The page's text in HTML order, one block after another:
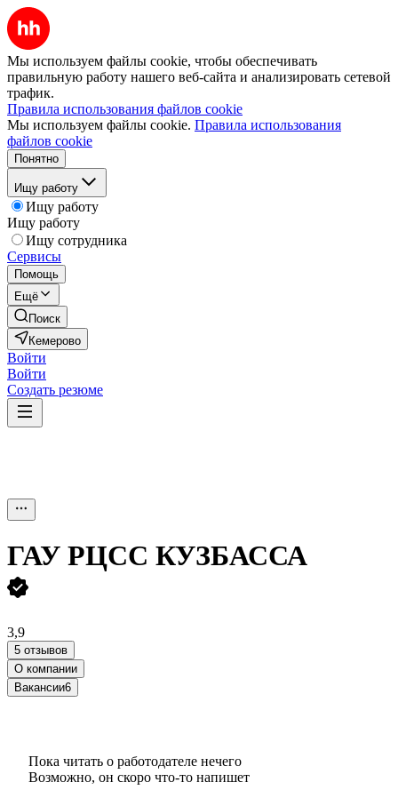
Мы используем файлы cookie, чтобы обеспечивать
правильную работу нашего веб-сайта и анализировать сетевой
трафик.
Правила использования файлов cookie
Мы используем файлы cookie. Правила использования
файлов cookie
Понятно
Ищу работу
Ищу работу
Ищу работу
Ищу сотрудника
Сервисы
Помощь
Ещё
Поиск
Кемерово
Войти
Войти
Создать резюме
ГАУ РЦСС КУЗБАССА
3,9
5 отзывов
О компании
Вакансии6
Пока читать о работодателе нечего
Возможно, он скоро что‑то напишет